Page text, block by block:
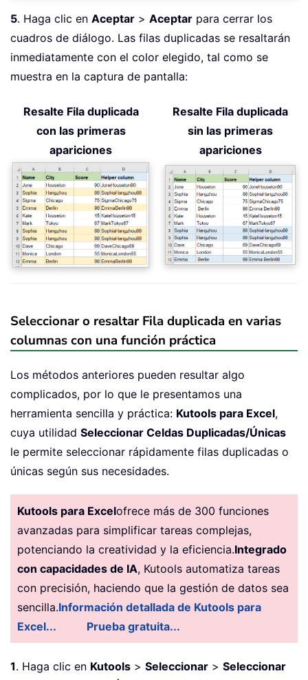
5. Haga clic en Aceptar > Aceptar para cerrar los
cuadros de diálogo. Las filas duplicadas se resaltarán
inmediatamente con el color elegido, tal como se
muestra en la captura de pantalla:
Resalte Fila duplicada
con las primeras
apariciones
Resalte Fila duplicada
sin las primeras
apariciones
Seleccionar o resaltar Fila duplicada en varias
columnas con una función práctica
Los métodos anteriores pueden resultar algo
complicados, por lo que le presentamos una
herramienta sencilla y práctica: Kutools para Excel,
cuya utilidad Seleccionar Celdas Duplicadas/Únicas
le permite seleccionar rápidamente filas duplicadas o
únicas según sus necesidades.
Kutools para Excelofrece más de 300 funciones
avanzadas para simplificar tareas complejas,
potenciando la creatividad y la eficiencia.Integrado
con capacidades de IA, Kutools automatiza tareas
con precisión, haciendo que la gestión de datos sea
sencilla.Información detallada de Kutools para
Excel...
Prueba gratuita...
1. Haga clic en Kutools > Seleccionar > Seleccionar